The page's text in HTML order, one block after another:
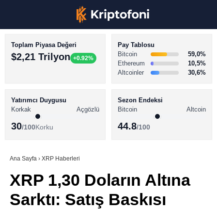
Youtube
TikTok
BİTCOİN HABERLERİ
ALTCOİN HABERLERİ
SÖZLÜK
Toplam Piyasa Değeri
$2,21 Trilyon +0.92%
Pay Tablosu
Bitcoin
59,0%
Ethereum
10,5%
Altcoinler
30,6%
Yatırımcı Duygusu
Korkak
Açgözlü
30/100Korku
Sezon Endeksi
Bitcoin
Altcoin
44.8/100
Ana Sayfa › XRP Haberleri
XRP 1,30 Doların Altına
Sarktı: Satış Baskısı